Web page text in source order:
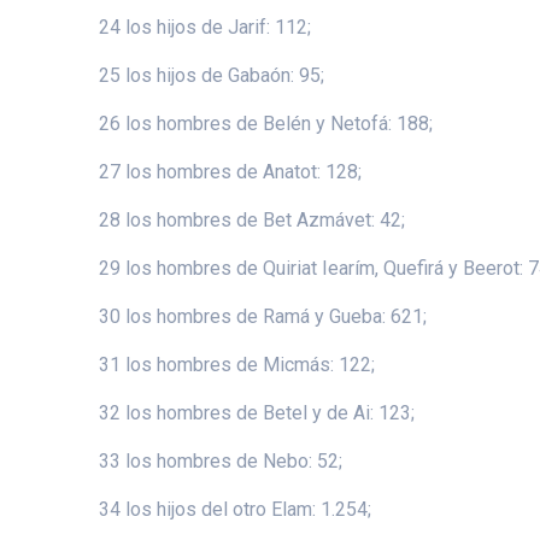
24 los hijos de Jarif: 112;
25 los hijos de Gabaón: 95;
26 los hombres de Belén y Netofá: 188;
27 los hombres de Anatot: 128;
28 los hombres de Bet Azmávet: 42;
29 los hombres de Quiriat Iearím, Quefirá y Beerot:
30 los hombres de Ramá y Gueba: 621;
31 los hombres de Micmás: 122;
32 los hombres de Betel y de Ai: 123;
33 los hombres de Nebo: 52;
34 los hijos del otro Elam: 1.254;